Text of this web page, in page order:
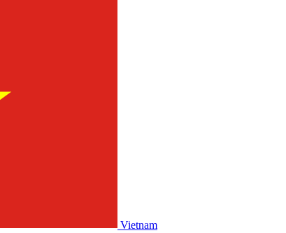
Vietnam